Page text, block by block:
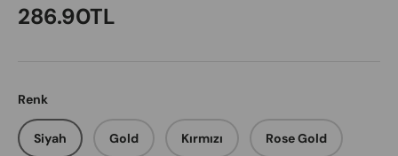
Regular price
286.90TL
Renk
Siyah Gold Kırmızı Rose Gold